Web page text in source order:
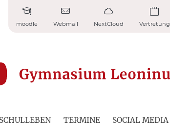
moodle Webmail NextCloud Vertretung
SCHULLEBEN TERMINE SOCIAL MEDIA